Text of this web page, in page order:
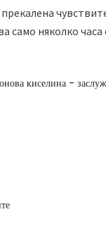
няколко часа
киселина -